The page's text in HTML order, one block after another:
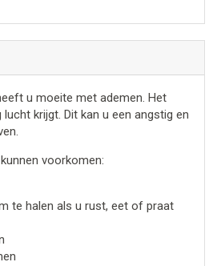
u moeite met ademen. Het
krijgt. Dit kan u een angstig en
voorkomen:
te halen als u rust, eet of praat